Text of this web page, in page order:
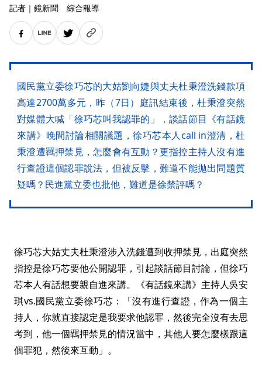
記者 ｜ 鏡新聞 綜合報導
國民黨立委徐巧芯的大姑劉向婕與丈夫杜秉澄洗錢款項
高達2700萬多元，昨（7日）庭訊結束後，杜秉澄突然
對媒體大喊「徐巧芯叫我認罪的」，談話節目《有話鏡
來講》晚間討論相關議題，徐巧芯本人call in澄清，杜
秉澄遭羈押禁見，怎麼會有互動？更指控主持人沒有進
行查證這個認罪說法，但被反擊，難道不能拋出問題質
疑嗎？民進黨立委也批他，難道是徐禁評嗎？
徐巧芯大姑丈夫杜秉澄涉入洗錢遭到收押禁見，出庭突然
指控是徐巧芯要他公開認罪，引起談話節目討論，但徐巧
芯本人有話想要親自進來講。《有話鏡來講》主持人吳安
琪vs.國民黨立委徐巧芯：「沒有進行查證，作為一個主
持人，你就直接認定是我要求他認罪，然後完全沒有去思
考到，他一個羈押禁見的情況當中，其他人要怎麼樣跟這
個罪犯，然後來互動」。